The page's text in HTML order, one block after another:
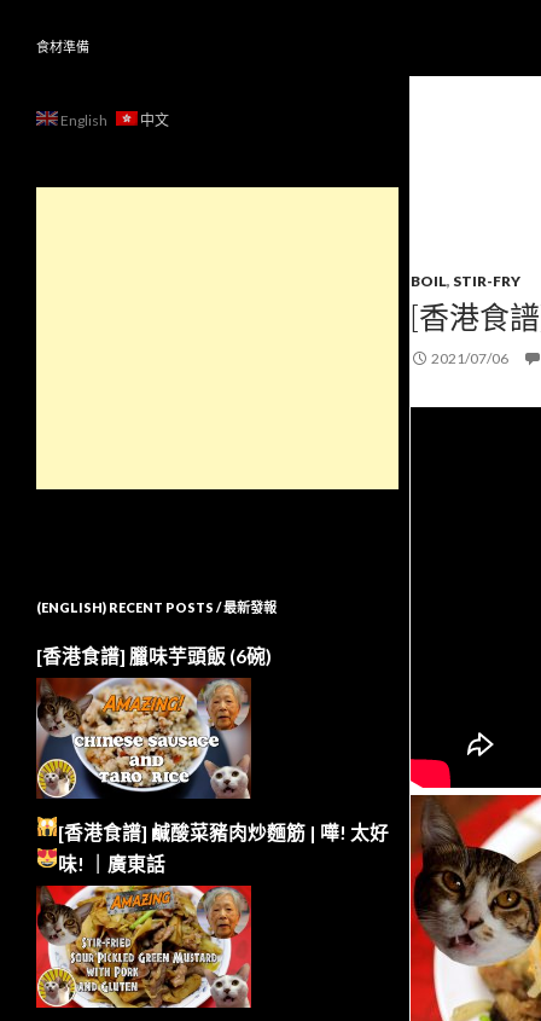
食材準備
BOIL, STIR-FRY
[香港食
2021/07/06
English 中文
(ENGLISH) RECENT POSTS / 最新發報
[香港食譜] 臘味芋頭飯 (6碗)
[香港食譜] 鹹酸菜豬肉炒麵筋 | 嘩! 太好
味!
｜廣東話